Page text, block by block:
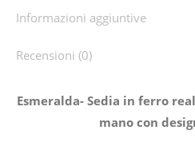
Informazioni aggiuntive
Recensioni (0)
Esmeralda- Sedia in ferro
mano con